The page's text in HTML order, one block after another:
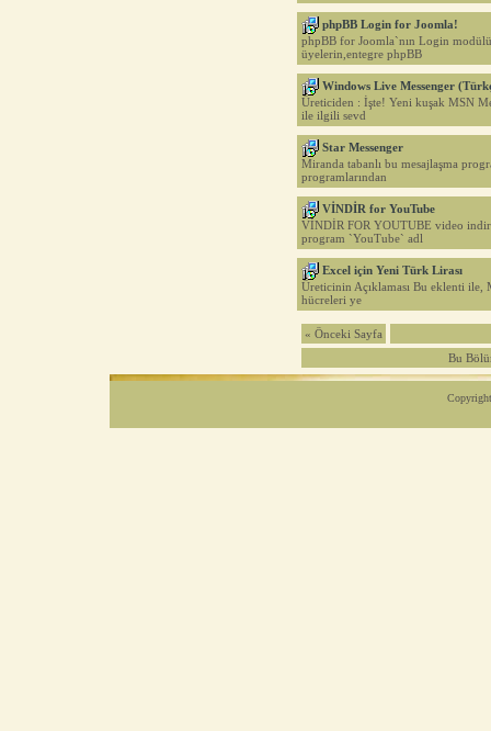
phpBB Login for Joomla!
phpBB for Joomla`nın Login
üyelerin,entegre phpBB
Windows Live Messenger
Üreticiden : İşte! Yeni kuşak MSN
ile ilgili sevd
Star Messenger
Miranda tabanlı bu mesajlaşma
programlarından
VİNDİR for YouTube
VİNDİR FOR YOUTUBE video
program `YouTube` adl
Excel için Yeni Türk Lirası
Üreticinin Açıklaması Bu eklenti ile,
hücreleri ye
« Önceki Sayfa
Bu